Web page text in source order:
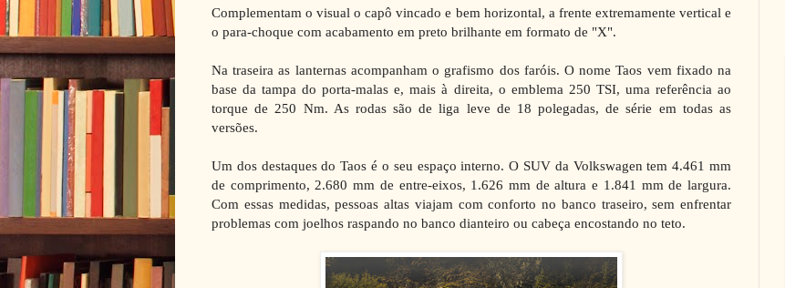
Complementam o visual o capô vincado e bem horizontal, a frente extremamente vertical e
o para-choque com acabamento em preto brilhante em formato de "X".
Na traseira as lanternas acompanham o grafismo dos faróis. O nome Taos vem fixado na
base da tampa do porta-malas e, mais à direita, o emblema 250 TSI, uma referência ao
torque de 250 Nm. As rodas são de liga leve de 18 polegadas, de série em todas as
versões.
Um dos destaques do Taos é o seu espaço interno. O SUV da Volkswagen tem 4.461 mm
de comprimento, 2.680 mm de entre-eixos, 1.626 mm de altura e 1.841 mm de largura.
Com essas medidas, pessoas altas viajam com conforto no banco traseiro, sem enfrentar
problemas com joelhos raspando no banco dianteiro ou cabeça encostando no teto.